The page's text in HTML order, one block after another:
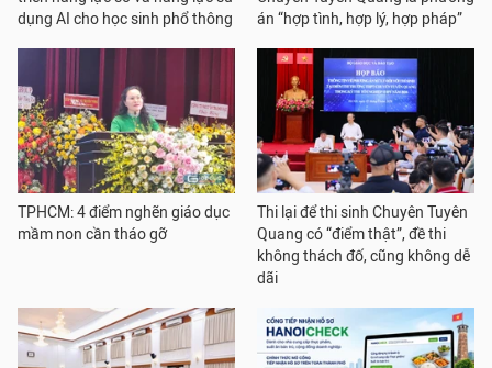
dụng AI cho học sinh phổ thông
án “hợp tình, hợp lý, hợp pháp”
TPHCM: 4 điểm nghẽn giáo dục
mầm non cần tháo gỡ
Thi lại để thi sinh Chuyên Tuyên
Quang có “điểm thật”, đề thi
không thách đố, cũng không dễ
dãi